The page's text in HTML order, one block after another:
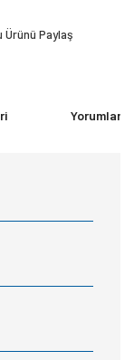
Ürünü Paylaş
Yorumlar